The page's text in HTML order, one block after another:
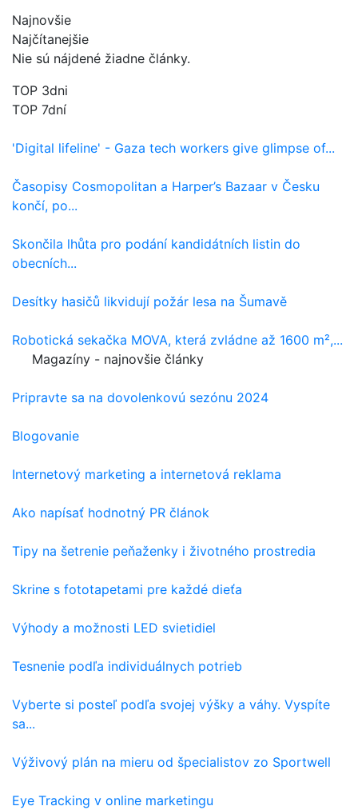
Najnovšie
Najčítanejšie
Nie sú nájdené žiadne články.
TOP 3dni
TOP 7dní
'Digital lifeline' - Gaza tech workers give glimpse of...
Časopisy Cosmopolitan a Harper’s Bazaar v Česku
končí, po...
Skončila lhůta pro podání kandidátních listin do
obecních...
Desítky hasičů likvidují požár lesa na Šumavě
Robotická sekačka MOVA, která zvládne až 1600 m²,...
Magazíny - najnovšie články
Pripravte sa na dovolenkovú sezónu 2024
Blogovanie
Internetový marketing a internetová reklama
Ako napísať hodnotný PR článok
Tipy na šetrenie peňaženky i životného prostredia
Skrine s fototapetami pre každé dieťa
Výhody a možnosti LED svietidiel
Tesnenie podľa individuálnych potrieb
Vyberte si posteľ podľa svojej výšky a váhy. Vyspíte
sa...
Výživový plán na mieru od špecialistov zo Sportwell
Eye Tracking v online marketingu